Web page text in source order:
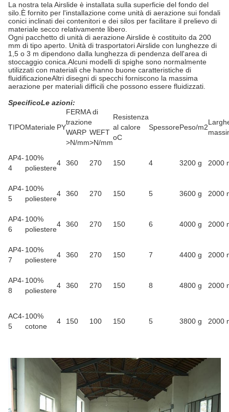
La nostra tela Airslide è installata sulla superficie del fondo del
silo.È fornito per l'installazione come unità di aerazione sui fondali
conici inclinati dei contenitori e dei silos per facilitare il prelievo di
materiale secco relativamente libero.
Ogni pacchetto di unità di aerazione Airslide è costituito da 200
mm di tipo aperto. Unità di trasportatori Airslide con lunghezze di
1,5 o 3 m dipendono dalla lunghezza di pendenza dell'area di
stoccaggio conica.Alcuni modelli di spighe sono normalmente
utilizzati con materiali che hanno buone caratteristiche di
fluidificazioneAltri disegni di specchi forniscono la massima
aerazione per materiali difficili che possono essere fluidizzati.
SpecificoLe azioni:
TIPOMateriale PY
FERMA di
trazione
Resistenza
al calore
oC
SpessorePeso/m2
WARP
>N/mm
WEFT
>N/mm
AP4-
4
100%
poliestere
4 360 270 150 4 3200 g 2000
AP4-
5
100%
poliestere
4 360 270 150 5 3600 g 2000
AP4-
6
100%
poliestere
4 360 270 150 6 4000 g 2000
AP4-
7
100%
poliestere
4 360 270 150 7 4400 g 2000
AP4-
8
100%
poliestere
4 360 270 150 8 4800 g 2000
AC4-
5
100%
cotone
4 150 100 150 5 3800 g 2000